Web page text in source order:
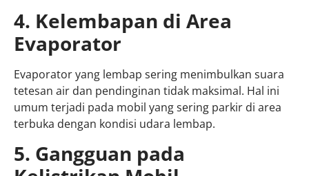
4. Kelembapan di Area
Evaporator
Evaporator yang lembap sering menimbulkan suara
tetesan air dan pendinginan tidak maksimal. Hal ini
umum terjadi pada mobil yang sering parkir di area
terbuka dengan kondisi udara lembap.
5. Gangguan pada